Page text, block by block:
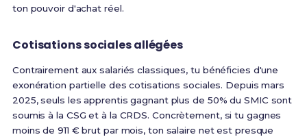
ton pouvoir d'achat réel.
Cotisations sociales allégées
Contrairement aux salariés classiques, tu bénéficies d'une
exonération partielle des cotisations sociales. Depuis mars
2025, seuls les apprentis gagnant plus de 50% du SMIC sont
soumis à la CSG et à la CRDS. Concrètement, si tu gagnes
moins de 911 € brut par mois, ton salaire net est presque